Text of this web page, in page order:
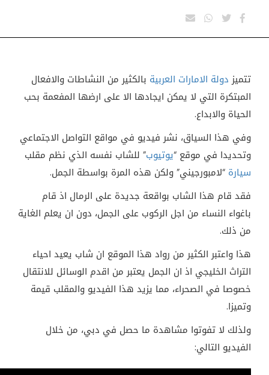
تتميزدولة الامارات العربية بالكثير من النشاطات والافعال
المبتكرة التي لا يمكن ايجادها الا على ارضها المفعمة بحب
الحياة والابداع.
وفي هذا السياق، نشر فيديو في مواقع التواصل الاجتماعي
وتحديدا في موقع “يوتيوب” للشاب نفسه الذي نظم مقلب
سيارة “لامبورجيني” ولكن هذه المرة بواسطة الجمل.
فقد قام هذا الشاب بواقعة جديدة على الرمال اذ قام
باغواء النساء من اجل الركوب على الجمل، دون ان يعلم الغاية
من ذلك.
هذا واعتبر الكثير من رواد هذا الموقع ان شاب يعيد احياء
التراث الخليجي اذ ان الجمل يعتبر من اقدم الوسائل للانتقال
خصوصا في الصحراء، مما يزيد هذا الفيديو والمقلب قيمة
وتميزا.
ولذلك لا تفوتوا مشاهدة ما حصل في دبي، من خلال
الفيديو التالي: